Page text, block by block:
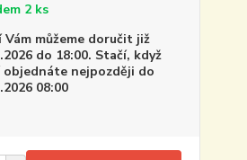
2 ks
Vám můžeme doručit již
do 18:00. Stačí, když
objednáte nejpozději do
08:00